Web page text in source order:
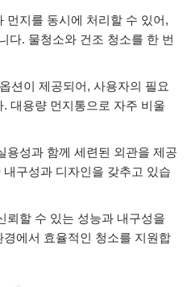
먼지를 동시에 처리할 수 있어,
다. 물청소와 건조 청소를 한 번
션이 제공되어, 사용자의 필요
대용량 먼지통으로 자주 비울
용성과 함께 세련된 외관을 제공
구성과 디자인을 갖추고 있습
뢰할 수 있는 성능과 내구성을
에서 효율적인 청소를 지원합